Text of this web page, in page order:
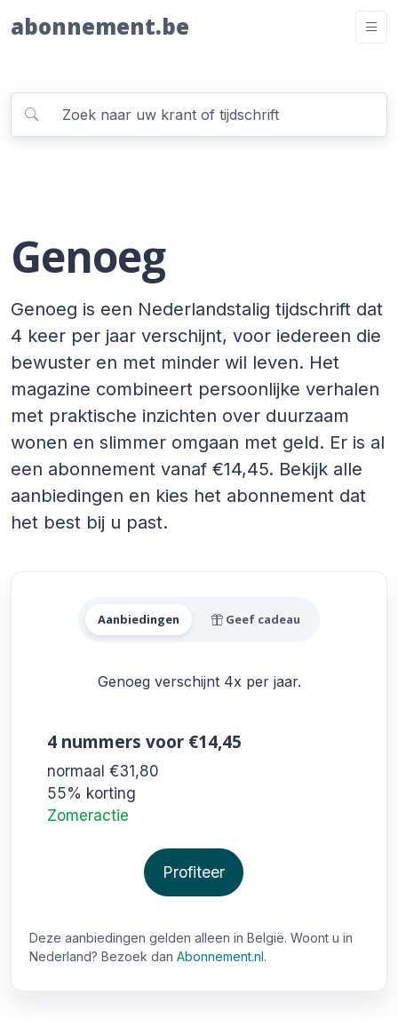
abonnement.be
Genoeg
Genoeg is een Nederlandstalig tijdschrift dat
4 keer per jaar verschijnt, voor iedereen die
bewuster en met minder wil leven. Het
magazine combineert persoonlijke verhalen
met praktische inzichten over duurzaam
wonen en slimmer omgaan met geld. Er is al
een abonnement vanaf €14,45. Bekijk alle
aanbiedingen en kies het abonnement dat
het best bij u past.
Alle Genoeg Aanbiedingen
Aanbiedingen Geef cadeau
Genoeg verschijnt 4x per jaar.
4 nummers voor €14,45
normaal €31,80
55% korting
Zomeractie
Profiteer
Deze aanbiedingen gelden alleen in België. Woont u in
Nederland? Bezoek dan Abonnement.nl.